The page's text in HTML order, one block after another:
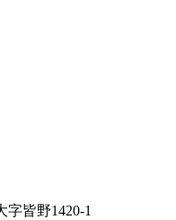
字皆野1420-1